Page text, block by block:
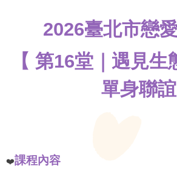
孕
2026臺北市戀
【 第16堂｜遇見生
單身聯誼
❤️課程內容